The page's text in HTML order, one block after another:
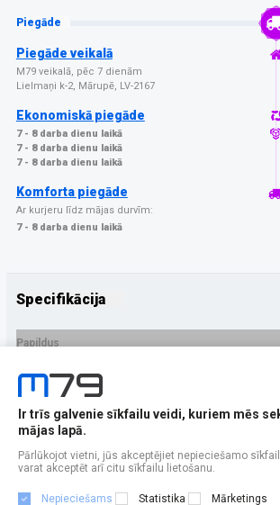
Piegāde
Piegāde veikalā
M79 veikalā, pēc 7 dienām
Lielmaņi k-2, Mārupē, LV-2167
Ekonomiskā piegāde
7 - 8 darba dienu laikā
7 - 8 darba dienu laikā
7 - 8 darba dienu laikā
Komforta piegāde
Ar kurjeru līdz mājas durvīm:
7 - 8 darba dienu laikā
Specifikācija
Papildus
Ražotājs
PRECES APRAKSTS
EAN - 5903108486859
Ir trīs galvenie sīkfailu veidi, kuriem mēs
mājas lapā.
Pārlūkojot vietni, jūs akceptējiet nepieciešamo
varat akceptēt arī citu sīkfailu lietošanu.
Nepieciešams Statistika Mārketings